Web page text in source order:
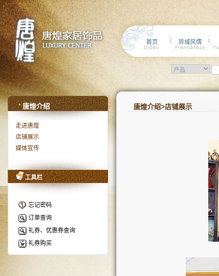
首页 异域风情
唐煌介绍
走进唐煌
店铺展示
媒体宣传
工具栏
忘记密码
订单查询
礼券、优惠券查询
礼券购买
唐煌介绍>店铺展示